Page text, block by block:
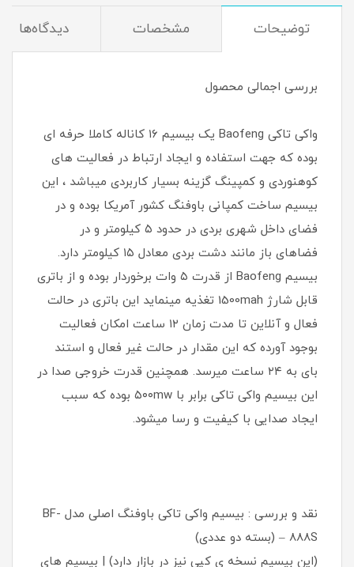
توضیحات مشخصات دیدگاه‌ها
بررسی اجمالی محصول
واکی تاکی Baofeng یک بیسیم ۱۶ کاناله کاملا حرفه ای
بوده که جهت استفاده و ایجاد ارتباط در فعالیت های
کوهنوردی و کمپینگ گزینه بسیار کاربردی میباشد ، این
بیسیم ساخت کمپانی باوفنگ کشور آمریکا بوده و در
فضای داخل شهری بردی در حدود ۵ کیلومتر و در
فضاهای باز مانند دشت بردی معادل ۱۵ کیلومتر دارد.
بیسیم Baofeng از قدرت ۵ وات برخوردار بوده و از باتری
قابل شارژ 1500mah تغذیه مینماید این باتری در حالت
فعال و آنلاین تا مدت زمان ۱۲ ساعت امکان فعالیت
بوجود آورده که این مقدار در حالت غیر فعال و استند
بای به ۲۴ ساعت میرسد. همچنین قدرت خروجی صدا در
این بیسیم واکی تاکی برابر با ۵۰۰mw بوده که سبب
ایجاد صدایی با کیفیت و رسا میشود.
نقد و بررسی : بیسیم واکی تاکی باوفنگ اصلی مدل BF-
888S – (بسته دو عددی)
(این بیسیم نسخه ی کپی نیز در بازار دارد) | بیسیم های